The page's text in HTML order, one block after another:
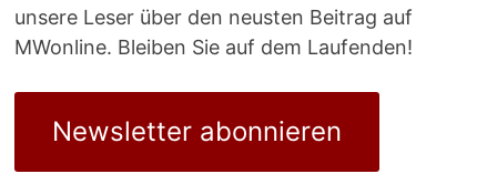
unsere Leser über den neusten Beitrag auf
MWonline. Bleiben Sie auf dem Laufenden!
Newsletter abonnieren